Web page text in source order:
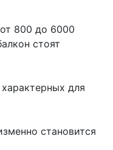
800 до 6000
стоят
для
становится